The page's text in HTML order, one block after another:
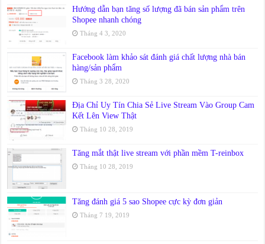
Hướng dẫn bạn tăng số lượng đã bán sản phẩm trên
Shopee nhanh chóng
Tháng 4 3, 2020
Facebook làm khảo sát đánh giá chất lượng nhà bán
hàng/sản phẩm
Tháng 3 28, 2020
Địa Chỉ Uy Tín Chia Sẻ Live Stream Vào Group Cam
Kết Lên View Thật
Tháng 10 28, 2019
Tăng mắt thật live stream với phần mềm T-reinbox
Tháng 10 28, 2019
Tăng đánh giá 5 sao Shopee cực kỳ đơn giản
Tháng 7 19, 2019